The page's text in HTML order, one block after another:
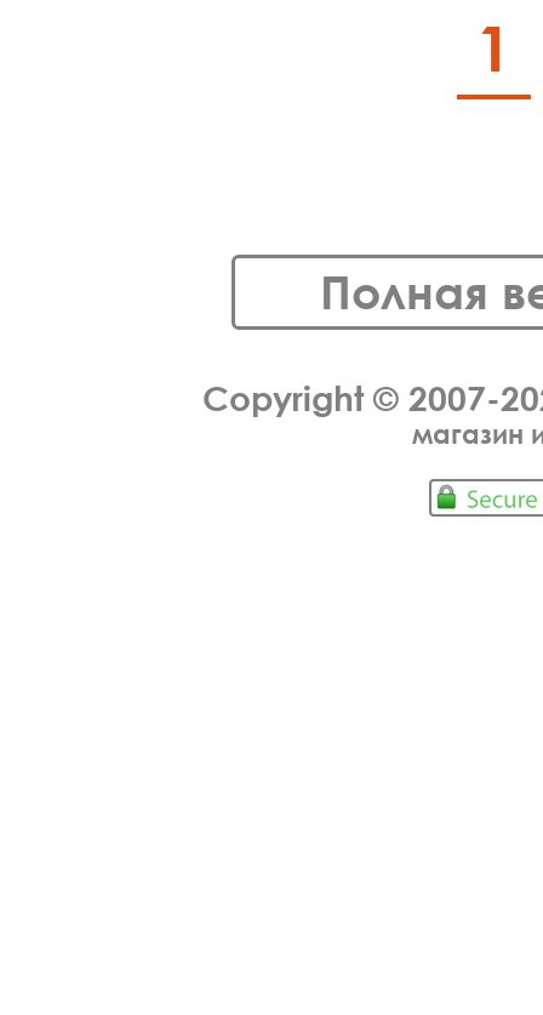
1
Полная
Copyright © 2007-
магазин